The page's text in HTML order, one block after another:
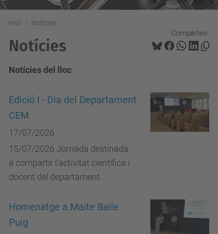
Inici Notícies
Comparteix:
Notícies
Notícies del lloc
Edició I - Dia del Departament
CEM
17/07/2026
15/07/2026 Jornada destinada
a compartir l'activitat científica i
docent del departament.
Homenatge a Maite Baile
Puig